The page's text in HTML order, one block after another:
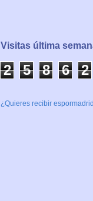
Visitas última
2 5 8 6 2
¿Quieres recibir